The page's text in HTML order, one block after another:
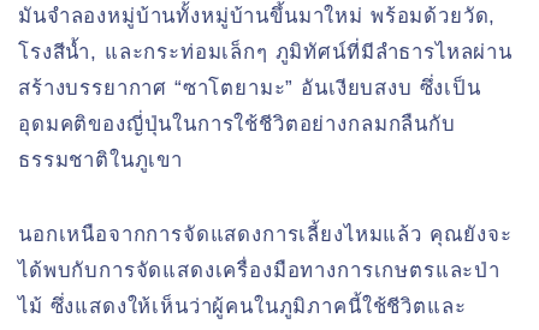
มันจำลองหมู่บ้านทั้งหมู่บ้านขึ้นมาใหม่ พร้อมด้วยวัด,
โรงสีน้ำ, และกระท่อมเล็กๆ ภูมิทัศน์ที่มีลำธารไหลผ่าน
สร้างบรรยากาศ “ซาโตยามะ” อันเงียบสงบ ซึ่งเป็น
อุดมคติของญี่ปุ่นในการใช้ชีวิตอย่างกลมกลืนกับ
ธรรมชาติในภูเขา
นอกเหนือจากการจัดแสดงการเลี้ยงไหมแล้ว คุณยังจะ
ได้พบกับการจัดแสดงเครื่องมือทางการเกษตรและป่า
ไม้ ซึ่งแสดงให้เห็นว่าผู้คนในภูมิภาคนี้ใช้ชีวิตและ